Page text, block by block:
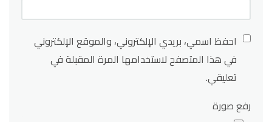
احفظ اسمي، بريدي الإلكتروني، والموقع الإلكتروني
في هذا المتصفح لاستخدامها المرة المقبلة في
تعليقي.
رفع صورة